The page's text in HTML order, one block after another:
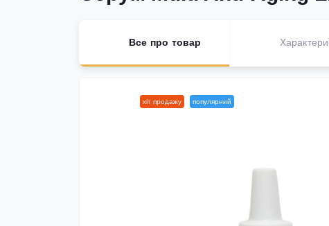
Все про товар
хіт продажу популярний